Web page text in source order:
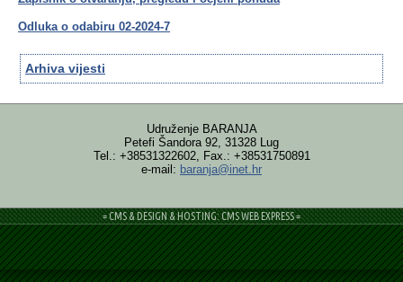
Odluka o odabiru 02-2024-7
Arhiva vijesti
Udruženje BARANJA
Petefi Šandora 92, 31328 Lug
Tel.: +38531322602, Fax.: +38531750891
e-mail: baranja@inet.hr
= CMS & DESIGN & HOSTING: CMS WEB EXPRESS =